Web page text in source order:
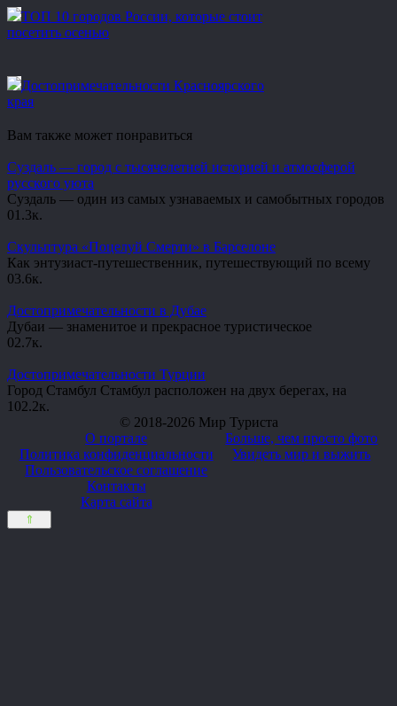
ТОП 10 городов России, которые стоит
посетить осенью
Достопримечательности Красноярского
края
Вам также может понравиться
Суздаль — город с тысячелетней историей и атмосферой
русского уюта
Суздаль — один из самых узнаваемых и самобытных городов
01.3к.
Скульптура «Поцелуй Смерти» в Барселоне
Как энтузиаст-путешественник, путешествующий по всему
03.6к.
Достопримечательности в Дубае
Дубаи — знаменитое и прекрасное туристическое
02.7к.
Достопримечательности Турции
Город Стамбул Стамбул расположен на двух берегах, на
102.2к.
© 2018-2026 Мир Туриста
О портале
Политика конфиденциальности
Пользовательское соглашение
Контакты
Карта сайта
Больше, чем просто фото
Увидеть мир и выжить